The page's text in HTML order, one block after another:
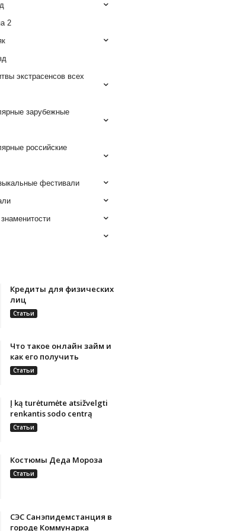
2
экстрасенсов всех
зарубежные
российские
фестивали
Кредиты для физических
лиц
Статьи
Что такое онлайн займ и
как его получить
Статьи
Į ką turėtumėte atsižvelgti
renkantis sodo centrą
Статьи
Костюмы Деда Мороза
Статьи
СЭС Санэпидемстанция в
городе Коммунарка